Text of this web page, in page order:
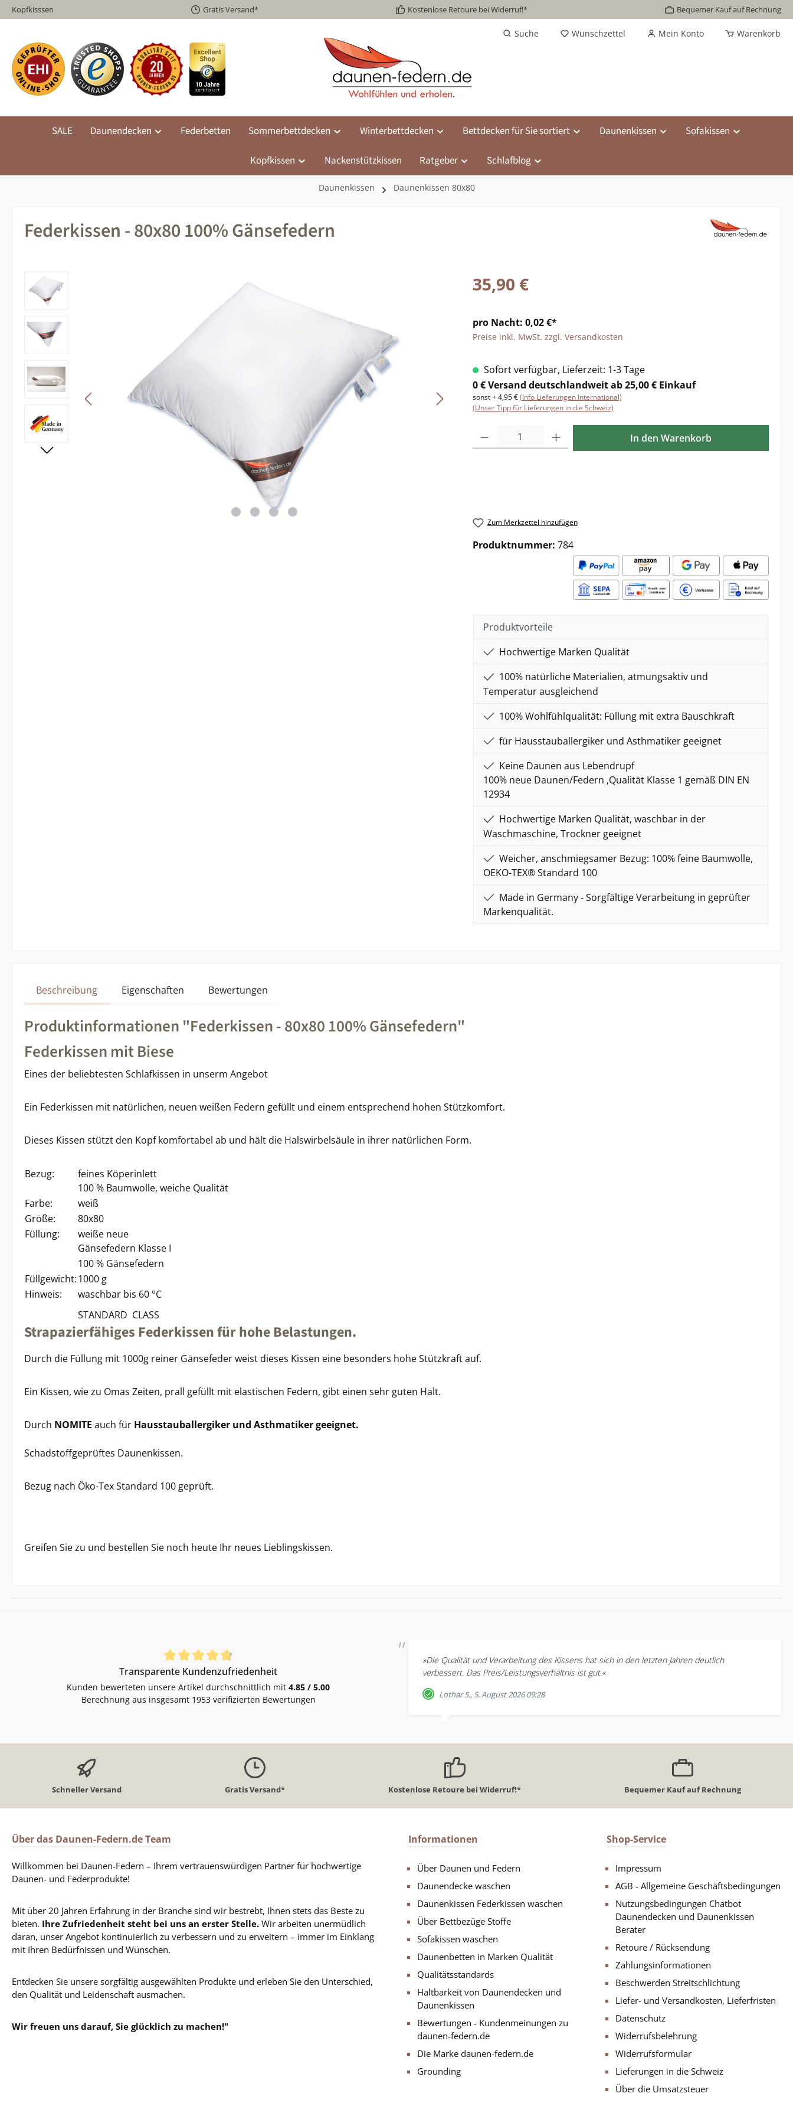
Hauptinhalt springen
Zur Suche springen
Zur Hauptnavigation springen
Kopfkisssen Gratis Versand* Kostenlose Retoure bei Widerruf!* Bequemer Kauf auf Rechnung
Suche Wunschzettel Mein Konto Warenkorb
SALE Daunendecken Federbetten Sommerbettdecken Winterbettdecken Bettdecken für Sie sortiert Daunenkissen Sofakissen
Kopfkissen Nackenstützkissen Ratgeber Schlafblog
Daunenkissen Daunenkissen 80x80
Federkissen - 80x80 100% Gänsefedern
Bildergalerie überspringen 35,90 €
pro Nacht: 0,02 €*
Preise inkl. MwSt. zzgl. Versandkosten
Sofort verfügbar, Lieferzeit: 1-3 Tage
0 € Versand deutschlandweit ab 25,00 € Einkauf
sonst + 4,95 €(Info Lieferungen International)
(Unser Tipp für Lieferungen in die Schweiz)
Produkt Anzahl: Gib den gewünschten Wert ein oder benutze die
In den Warenkorb
Zum Merkzettel hinzufügen
Produktnummer: 784
Produktvorteile
Hochwertige Marken Qualität
100% natürliche Materialien, atmungsaktiv und
Temperatur ausgleichend
100% Wohlfühlqualität: Füllung mit extra Bauschkraft
für Hausstauballergiker und Asthmatiker geeignet
Keine Daunen aus Lebendrupf
100% neue Daunen/Federn ,Qualität Klasse 1 gemäß DIN EN
12934
Hochwertige Marken Qualität, waschbar in der
Waschmaschine, Trockner geeignet
Weicher, anschmiegsamer Bezug: 100% feine Baumwolle,
OEKO-TEX® Standard 100
Made in Germany - Sorgfältige Verarbeitung in geprüfter
Markenqualität.
Beschreibung Eigenschaften Bewertungen
Produktinformationen "Federkissen - 80x80 100% Gänsefedern"
Federkissen mit Biese
Eines der beliebtesten Schlafkissen in unserm Angebot
Ein Federkissen mit natürlichen, neuen weißen Federn gefüllt und einem entsprechend hohen Stützkomfort.
Dieses Kissen stützt den Kopf komfortabel ab und hält die Halswirbelsäule in ihrer natürlichen Form.
Bezug:
feines Köperinlett
100 % Baumwolle, weiche Qualität
Farbe:
weiß
Größe:
80x80
Füllung:
weiße neue
Gänsefedern Klasse I
100 % Gänsefedern
Füllgewicht:1000 g
Hinweis:
waschbar bis 60 °C
STANDARD CLASS
Strapazierfähiges Federkissen für hohe Belastungen.
Durch die Füllung mit 1000g reiner Gänsefeder weist dieses Kissen eine besonders hohe Stützkraft auf.
Ein Kissen, wie zu Omas Zeiten, prall gefüllt mit elastischen Federn, gibt einen sehr guten Halt.
Durch NOMITE auch für Hausstauballergiker und Asthmatiker geeignet.
Schadstoffgeprüftes Daunenkissen.
Bezug nach Öko-Tex Standard 100 geprüft.
Greifen Sie zu und bestellen Sie noch heute Ihr neues Lieblingskissen.
Durchschnittliche Bewertung von 4.85 von 5 Sternen
Transparente Kundenzufriedenheit
Kunden bewerteten unsere Artikel durchschnittlich mit 4.85 / 5.00
Berechnung aus insgesamt 1953 verifizierten Bewertungen
»Die Qualität und Verarbeitung des Kissens hat sich in den letzten Jahren deutlich
verbessert. Das Preis/Leistungsverhältnis ist gut.«
Lothar S., 5. August 2026 09:28
Schneller Versand Gratis Versand* Kostenlose Retoure bei Widerruf!* Bequemer Kauf auf Rechnung
Über das Daunen-Federn.de Team
Willkommen bei Daunen-Federn – Ihrem vertrauenswürdigen Partner für hochwertige
Daunen- und Federprodukte!
Mit über 20 Jahren Erfahrung in der Branche sind wir bestrebt, Ihnen stets das Beste zu
bieten. Ihre Zufriedenheit steht bei uns an erster Stelle. Wir arbeiten unermüdlich
daran, unser Angebot kontinuierlich zu verbessern und zu erweitern – immer im Einklang
mit Ihren Bedürfnissen und Wünschen.
Entdecken Sie unsere sorgfältig ausgewählten Produkte und erleben Sie den Unterschied,
den Qualität und Leidenschaft ausmachen.
Wir freuen uns darauf, Sie glücklich zu machen!"
Informationen
Über Daunen und Federn
Daunendecke waschen
Daunenkissen Federkissen waschen
Über Bettbezüge Stoffe
Sofakissen waschen
Daunenbetten in Marken Qualität
Qualitätsstandards
Haltbarkeit von Daunendecken und
Daunenkissen
Bewertungen - Kundenmeinungen zu
daunen-federn.de
Die Marke daunen-federn.de
Grounding
Shop-Service
Impressum
AGB - Allgemeine Geschäftsbedingungen
Nutzungsbedingungen Chatbot
Daunendecken und Daunenkissen
Berater
Retoure / Rücksendung
Zahlungsinformationen
Beschwerden Streitschlichtung
Liefer- und Versandkosten, Lieferfristen
Datenschutz
Widerrufsbelehrung
Widerrufsformular
Lieferungen in die Schweiz
Über die Umsatzsteuer